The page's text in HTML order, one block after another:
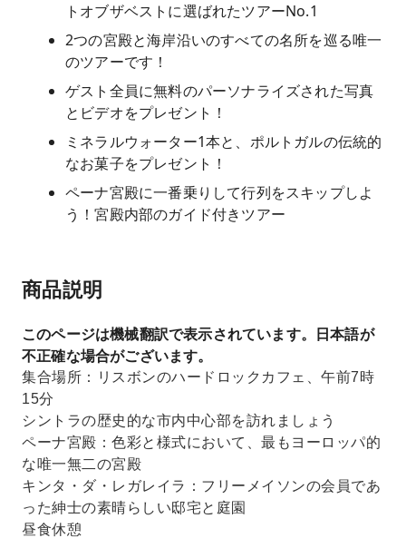
トオブザベストに選ばれたツアーNo.1
2つの宮殿と海岸沿いのすべての名所を巡る唯一
のツアーです！
ゲスト全員に無料のパーソナライズされた写真
とビデオをプレゼント！
ミネラルウォーター1本と、ポルトガルの伝統的
なお菓子をプレゼント！
ペーナ宮殿に一番乗りして行列をスキップしよ
う！宮殿内部のガイド付きツアー
商品説明
このページは機械翻訳で表示されています。日本語が
不正確な場合がございます。
集合場所：リスボンのハードロックカフェ、午前7時
15分
シントラの歴史的な市内中心部を訪れましょう
ペーナ宮殿：色彩と様式において、最もヨーロッパ的
な唯一無二の宮殿
キンタ・ダ・レガレイラ：フリーメイソンの会員であ
った紳士の素晴らしい邸宅と庭園
昼食休憩